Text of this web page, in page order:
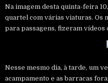
Na imagem desta quinta-feira
quartel com várias viaturas. Os
para passagens, fizeram
Nesse mesmo dia, à tarde, um
acampamento e as barracas